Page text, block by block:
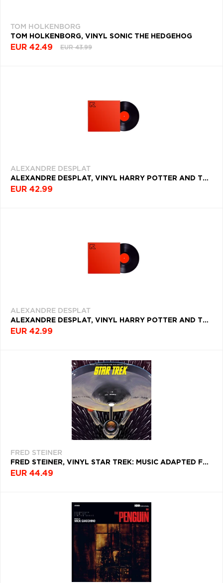
TOM HOLKENBORG
TOM HOLKENBORG, VINYL SONIC THE HEDGEHOG
EUR 42.49 EUR 43.99
ALEXANDRE DESPLAT
ALEXANDRE DESPLAT, VINYL HARRY POTTER AND THE DEATHLY HALLOWS PART 1 (LIMITED CLEAR VINYL)
EUR 42.99
ALEXANDRE DESPLAT
ALEXANDRE DESPLAT, VINYL HARRY POTTER AND THE DEATHLY HALLOWS PART 2 (LIMITED CLEAR VINYL)
EUR 42.99
FRED STEINER
FRED STEINER, VINYL STAR TREK: MUSIC ADAPTED FROM THE PARAMOUNT TV SERIES - VOLUMES ONE & TWO
EUR 44.49